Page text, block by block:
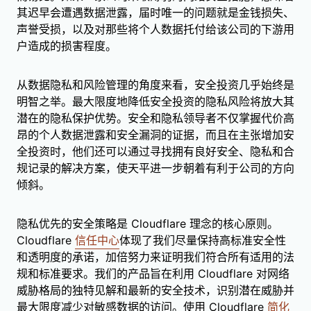
其迟早会遭遇数据泄露，届时唯一的问题就是金钱损失、
声誉受损，以及对那些将个人数据托付给该公司的下游用
户造成的损害程度。
从数据隐私和风险管理的角度来看，安全投资几乎始终是
明智之举。最大限度地降低安全投资的隐私风险将放大其
潜在的隐私保护优势。安全和隐私领导者不仅掌握代价高
昂的个人数据泄露和安全漏洞的证据，而且在主张增加安
全投资时，他们还可以通过寻找拥有良好安全、隐私和合
规记录的解决方案，使天平进一步朝着有利于公司的方向
倾斜。
隐私优先的安全策略是 Cloudflare 理念的核心原则。
Cloudflare 信任中心体现了我们尽量保持高标准安全性
和透明度的承诺，加倍努力来证明我们符合所有适用的法
规和标准要求。我们的产品旨在利用 Cloudflare 对网络
威胁格局的独特见解和最新的安全技术，识别潜在威胁并
最大限度减少对敏感数据的访问。使用 Cloudflare 简化